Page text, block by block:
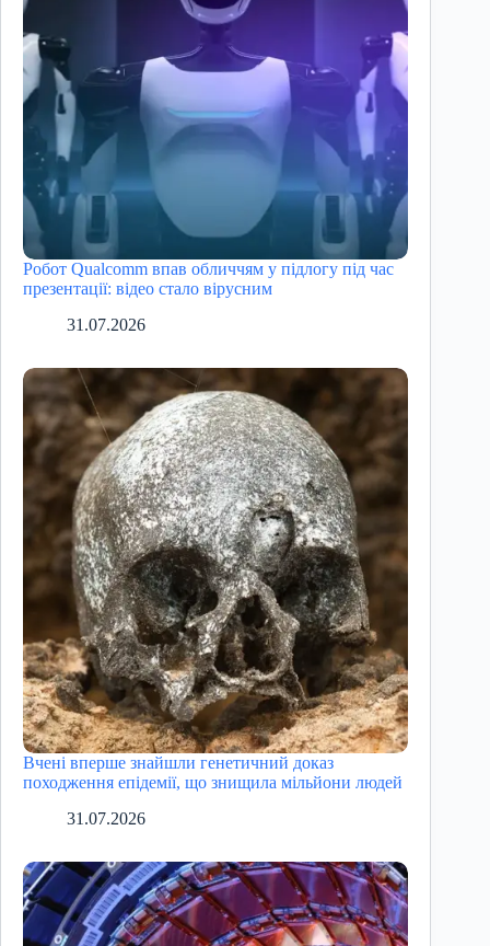
Робот Qualcomm впав обличчям у підлогу під час
презентації: відео стало вірусним
31.07.2026
Вчені вперше знайшли генетичний доказ
походження епідемії, що знищила мільйони людей
31.07.2026